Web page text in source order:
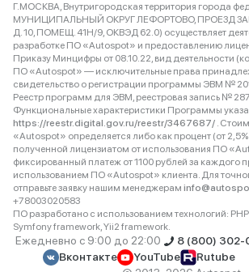
Г.МОСКВА, Внутригородская территория города
МУНИЦИПАЛЬНЫЙ ОКРУГ ЛЕФОРТОВО, ПРОЕЗД
Д. 10, ПОМЕЩ. 41Н/9, ОКВЭД 62.0) осуществляет
разработке ПО «Autospot» и предоставлению
Приказу Минцифры от 08.10.22, вид деятельности
ПО «Autospot» — исключительные права
свидетельство о регистрации программы ЭВМ №
Реестр программ для ЭВМ, реестровая запись №
Функциональные характеристики Программы
https://reestr.digital.gov.ru/reestr/3467687/ .
«Autospot» определяется либо как процент (от
полученной лицензиатом от использования ПО
фиксированный платеж от 1100 рублей за каждого
использованием ПО «Autospot» клиента. Для
отправьте заявку нашим менеджерам
+78003020583
ПО разработано с использованием технологий:
Symfony framework, Yii2 framework.
Ежедневно с 9:00 до 22:00 8 (800) 302-
Вконтакте
YouTube Rutube